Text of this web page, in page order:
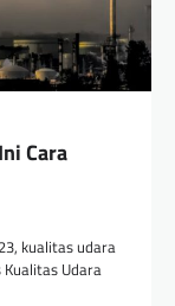
Cara
kualitas udara
Udara